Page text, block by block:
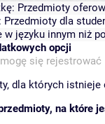
Przedmioty
Przedmioty dla
w języku innym niż
opcji
się rejestrować
dla których
na które